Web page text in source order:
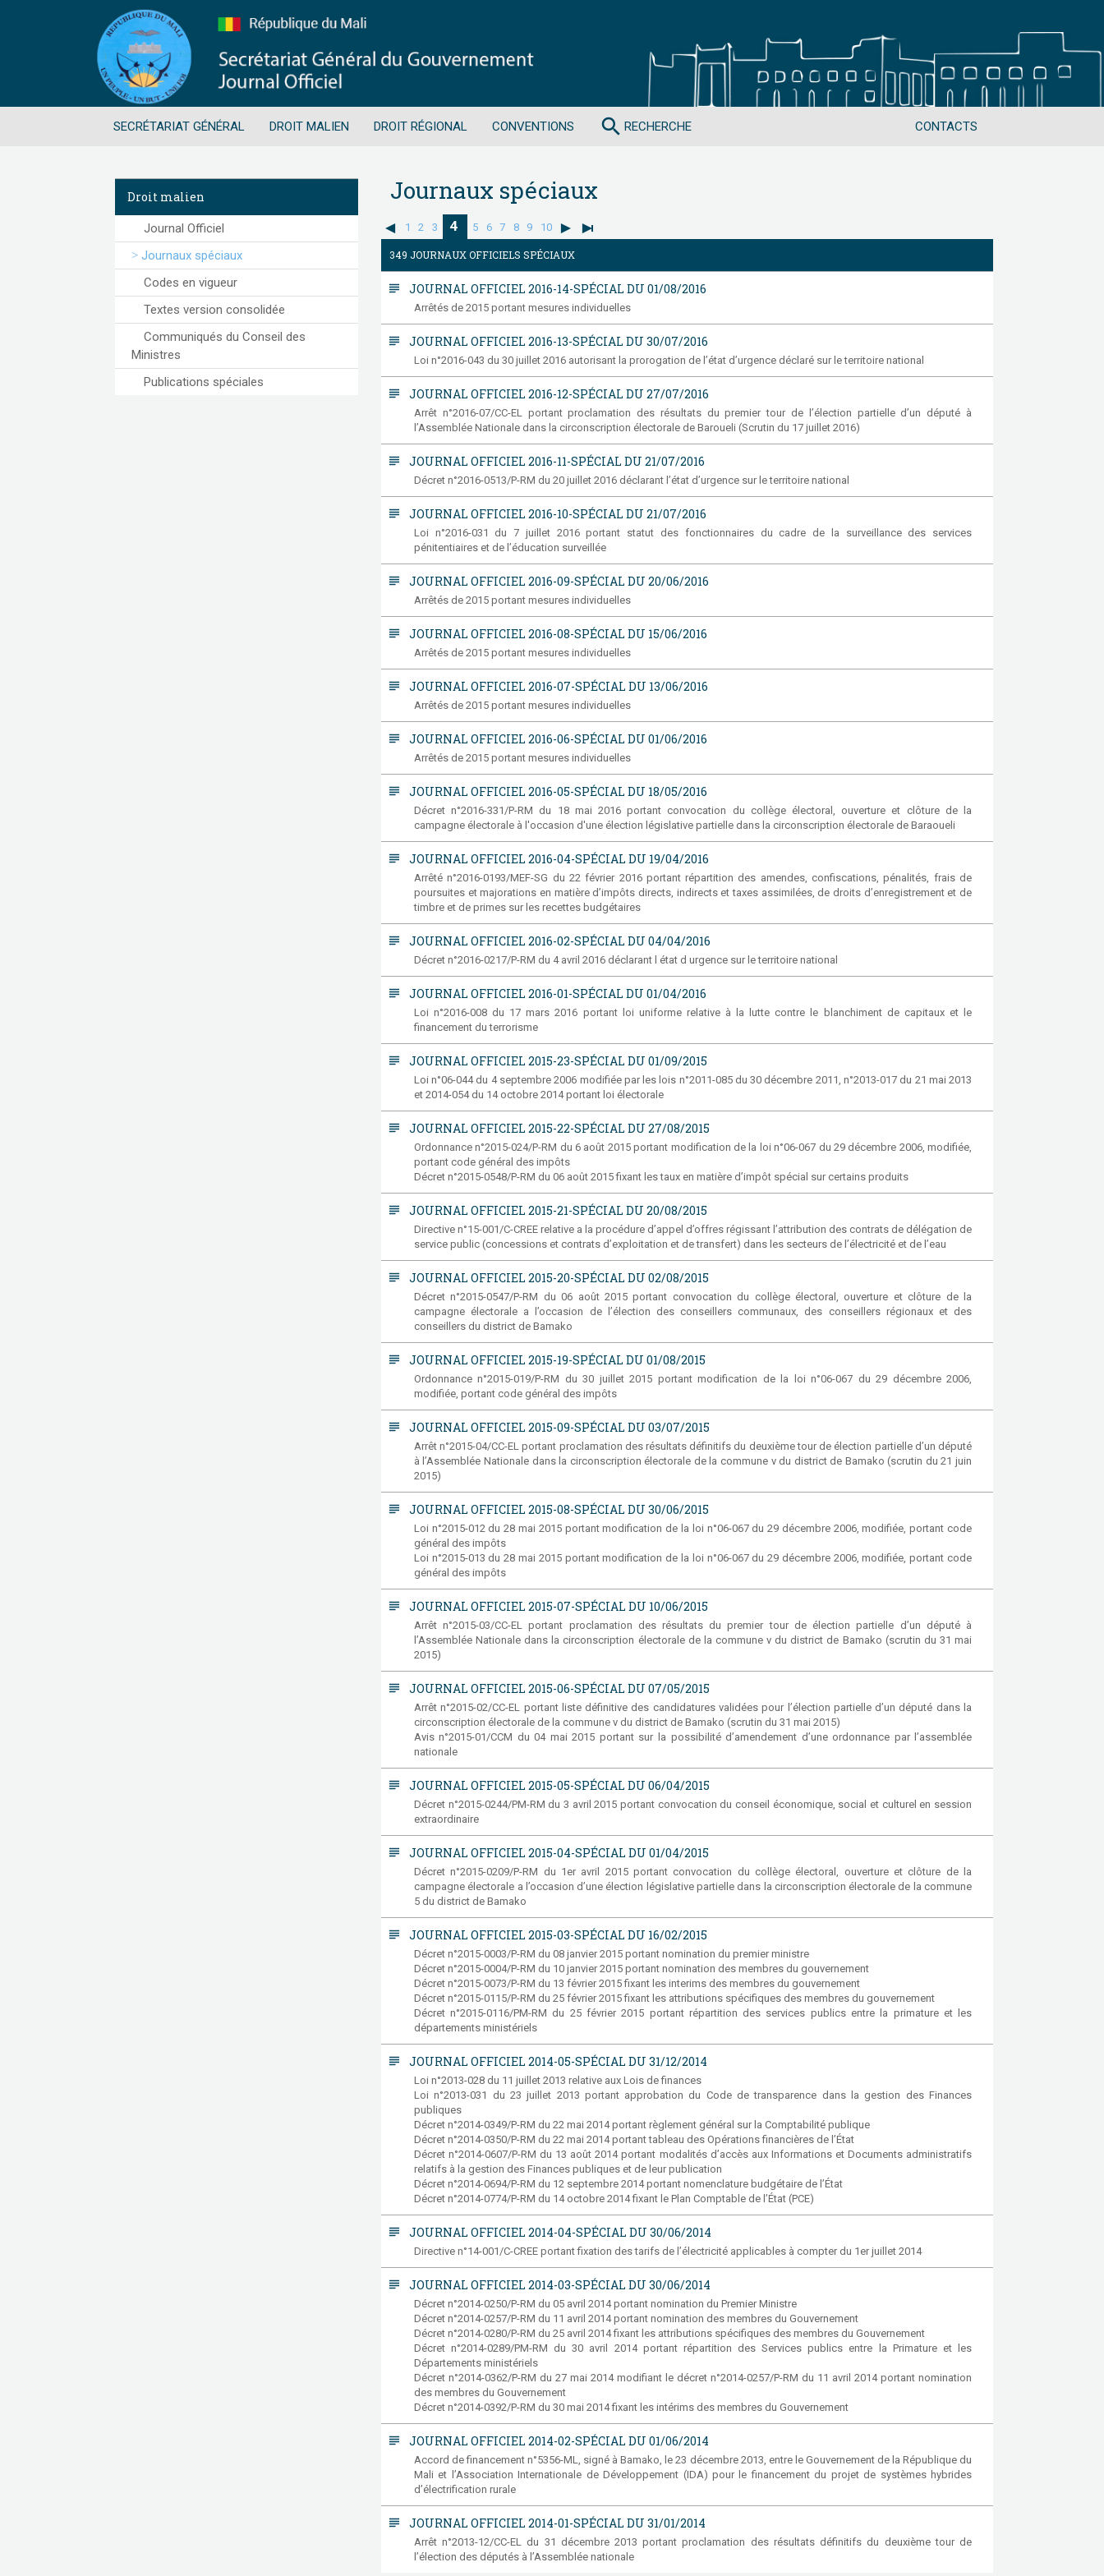
SECRÉTARIAT GÉNÉRAL DROIT MALIEN DROIT RÉGIONAL CONVENTIONS CONTACTS
search RECHERCHE
Droit malien
Journal Officiel
Journaux spéciaux
Codes en vigueur
Textes version consolidée
Communiqués du Conseil des
Ministres
Publications spéciales
Journaux spéciaux
1 2 3 4 5 6 7 8 9 10
349 JOURNAUX OFFICIELS SPÉCIAUX
subject JOURNAL OFFICIEL 2016-14-SPÉCIAL DU 01/08/2016
Arrêtés de 2015 portant mesures individuelles
subject JOURNAL OFFICIEL 2016-13-SPÉCIAL DU 30/07/2016
Loi n°2016-043 du 30 juillet 2016 autorisant la prorogation de l’état d’urgence déclaré sur le territoire national
subject JOURNAL OFFICIEL 2016-12-SPÉCIAL DU 27/07/2016
Arrêt n°2016-07/CC-EL portant proclamation des résultats du premier tour de l’élection partielle d’un député à
l’Assemblée Nationale dans la circonscription électorale de Baroueli (Scrutin du 17 juillet 2016)
subject JOURNAL OFFICIEL 2016-11-SPÉCIAL DU 21/07/2016
Décret n°2016-0513/P-RM du 20 juillet 2016 déclarant l’état d’urgence sur le territoire national
subject JOURNAL OFFICIEL 2016-10-SPÉCIAL DU 21/07/2016
Loi n°2016-031 du 7 juillet 2016 portant statut des fonctionnaires du cadre de la surveillance des services
pénitentiaires et de l’éducation surveillée
subject JOURNAL OFFICIEL 2016-09-SPÉCIAL DU 20/06/2016
Arrêtés de 2015 portant mesures individuelles
subject JOURNAL OFFICIEL 2016-08-SPÉCIAL DU 15/06/2016
Arrêtés de 2015 portant mesures individuelles
subject JOURNAL OFFICIEL 2016-07-SPÉCIAL DU 13/06/2016
Arrêtés de 2015 portant mesures individuelles
subject JOURNAL OFFICIEL 2016-06-SPÉCIAL DU 01/06/2016
Arrêtés de 2015 portant mesures individuelles
subject JOURNAL OFFICIEL 2016-05-SPÉCIAL DU 18/05/2016
Décret n°2016-331/P-RM du 18 mai 2016 portant convocation du collège électoral, ouverture et clôture de la
campagne électorale à l'occasion d'une élection législative partielle dans la circonscription électorale de Baraoueli
subject JOURNAL OFFICIEL 2016-04-SPÉCIAL DU 19/04/2016
Arrêté n°2016-0193/MEF-SG du 22 février 2016 portant répartition des amendes, confiscations, pénalités, frais de
poursuites et majorations en matière d’impôts directs, indirects et taxes assimilées, de droits d’enregistrement et de
timbre et de primes sur les recettes budgétaires
subject JOURNAL OFFICIEL 2016-02-SPÉCIAL DU 04/04/2016
Décret n°2016-0217/P-RM du 4 avril 2016 déclarant l état d urgence sur le territoire national
subject JOURNAL OFFICIEL 2016-01-SPÉCIAL DU 01/04/2016
Loi n°2016-008 du 17 mars 2016 portant loi uniforme relative à la lutte contre le blanchiment de capitaux et le
financement du terrorisme
subject JOURNAL OFFICIEL 2015-23-SPÉCIAL DU 01/09/2015
Loi n°06-044 du 4 septembre 2006 modifiée par les lois n°2011-085 du 30 décembre 2011, n°2013-017 du 21 mai 2013
et 2014-054 du 14 octobre 2014 portant loi électorale
subject JOURNAL OFFICIEL 2015-22-SPÉCIAL DU 27/08/2015
Ordonnance n°2015-024/P-RM du 6 août 2015 portant modification de la loi n°06-067 du 29 décembre 2006, modifiée,
portant code général des impôts
Décret n°2015-0548/P-RM du 06 août 2015 fixant les taux en matière d’impôt spécial sur certains produits
subject JOURNAL OFFICIEL 2015-21-SPÉCIAL DU 20/08/2015
Directive n°15-001/C-CREE relative a la procédure d’appel d’offres régissant l’attribution des contrats de délégation de
service public (concessions et contrats d’exploitation et de transfert) dans les secteurs de l’électricité et de l’eau
subject JOURNAL OFFICIEL 2015-20-SPÉCIAL DU 02/08/2015
Décret n°2015-0547/P-RM du 06 août 2015 portant convocation du collège électoral, ouverture et clôture de la
campagne électorale a l’occasion de l’élection des conseillers communaux, des conseillers régionaux et des
conseillers du district de Bamako
subject JOURNAL OFFICIEL 2015-19-SPÉCIAL DU 01/08/2015
Ordonnance n°2015-019/P-RM du 30 juillet 2015 portant modification de la loi n°06-067 du 29 décembre 2006,
modifiée, portant code général des impôts
subject JOURNAL OFFICIEL 2015-09-SPÉCIAL DU 03/07/2015
Arrêt n°2015-04/CC-EL portant proclamation des résultats définitifs du deuxième tour de élection partielle d’un député
à l’Assemblée Nationale dans la circonscription électorale de la commune v du district de Bamako (scrutin du 21 juin
2015)
subject JOURNAL OFFICIEL 2015-08-SPÉCIAL DU 30/06/2015
Loi n°2015-012 du 28 mai 2015 portant modification de la loi n°06-067 du 29 décembre 2006, modifiée, portant code
général des impôts
Loi n°2015-013 du 28 mai 2015 portant modification de la loi n°06-067 du 29 décembre 2006, modifiée, portant code
général des impôts
subject JOURNAL OFFICIEL 2015-07-SPÉCIAL DU 10/06/2015
Arrêt n°2015-03/CC-EL portant proclamation des résultats du premier tour de élection partielle d’un député à
l’Assemblée Nationale dans la circonscription électorale de la commune v du district de Bamako (scrutin du 31 mai
2015)
subject JOURNAL OFFICIEL 2015-06-SPÉCIAL DU 07/05/2015
Arrêt n°2015-02/CC-EL portant liste définitive des candidatures validées pour l’élection partielle d’un député dans la
circonscription électorale de la commune v du district de Bamako (scrutin du 31 mai 2015)
Avis n°2015-01/CCM du 04 mai 2015 portant sur la possibilité d’amendement d’une ordonnance par l’assemblée
nationale
subject JOURNAL OFFICIEL 2015-05-SPÉCIAL DU 06/04/2015
Décret n°2015-0244/PM-RM du 3 avril 2015 portant convocation du conseil économique, social et culturel en session
extraordinaire
subject JOURNAL OFFICIEL 2015-04-SPÉCIAL DU 01/04/2015
Décret n°2015-0209/P-RM du 1er avril 2015 portant convocation du collège électoral, ouverture et clôture de la
campagne électorale a l’occasion d’une élection législative partielle dans la circonscription électorale de la commune
5 du district de Bamako
subject JOURNAL OFFICIEL 2015-03-SPÉCIAL DU 16/02/2015
Décret n°2015-0003/P-RM du 08 janvier 2015 portant nomination du premier ministre
Décret n°2015-0004/P-RM du 10 janvier 2015 portant nomination des membres du gouvernement
Décret n°2015-0073/P-RM du 13 février 2015 fixant les interims des membres du gouvernement
Décret n°2015-0115/P-RM du 25 février 2015 fixant les attributions spécifiques des membres du gouvernement
Décret n°2015-0116/PM-RM du 25 février 2015 portant répartition des services publics entre la primature et les
départements ministériels
subject JOURNAL OFFICIEL 2014-05-SPÉCIAL DU 31/12/2014
Loi n°2013-028 du 11 juillet 2013 relative aux Lois de finances
Loi n°2013-031 du 23 juillet 2013 portant approbation du Code de transparence dans la gestion des Finances
publiques
Décret n°2014-0349/P-RM du 22 mai 2014 portant règlement général sur la Comptabilité publique
Décret n°2014-0350/P-RM du 22 mai 2014 portant tableau des Opérations financières de l’État
Décret n°2014-0607/P-RM du 13 août 2014 portant modalités d’accès aux Informations et Documents administratifs
relatifs à la gestion des Finances publiques et de leur publication
Décret n°2014-0694/P-RM du 12 septembre 2014 portant nomenclature budgétaire de l’État
Décret n°2014-0774/P-RM du 14 octobre 2014 fixant le Plan Comptable de l’État (PCE)
subject JOURNAL OFFICIEL 2014-04-SPÉCIAL DU 30/06/2014
Directive n°14-001/C-CREE portant fixation des tarifs de l’électricité applicables à compter du 1er juillet 2014
subject JOURNAL OFFICIEL 2014-03-SPÉCIAL DU 30/06/2014
Décret n°2014-0250/P-RM du 05 avril 2014 portant nomination du Premier Ministre
Décret n°2014-0257/P-RM du 11 avril 2014 portant nomination des membres du Gouvernement
Décret n°2014-0280/P-RM du 25 avril 2014 fixant les attributions spécifiques des membres du Gouvernement
Décret n°2014-0289/PM-RM du 30 avril 2014 portant répartition des Services publics entre la Primature et les
Départements ministériels
Décret n°2014-0362/P-RM du 27 mai 2014 modifiant le décret n°2014-0257/P-RM du 11 avril 2014 portant nomination
des membres du Gouvernement
Décret n°2014-0392/P-RM du 30 mai 2014 fixant les intérims des membres du Gouvernement
subject JOURNAL OFFICIEL 2014-02-SPÉCIAL DU 01/06/2014
Accord de financement n°5356-ML, signé à Bamako, le 23 décembre 2013, entre le Gouvernement de la République du
Mali et l’Association Internationale de Développement (IDA) pour le financement du projet de systèmes hybrides
d’électrification rurale
subject JOURNAL OFFICIEL 2014-01-SPÉCIAL DU 31/01/2014
Arrêt n°2013-12/CC-EL du 31 décembre 2013 portant proclamation des résultats définitifs du deuxième tour de
l’élection des députés à l’Assemblée nationale